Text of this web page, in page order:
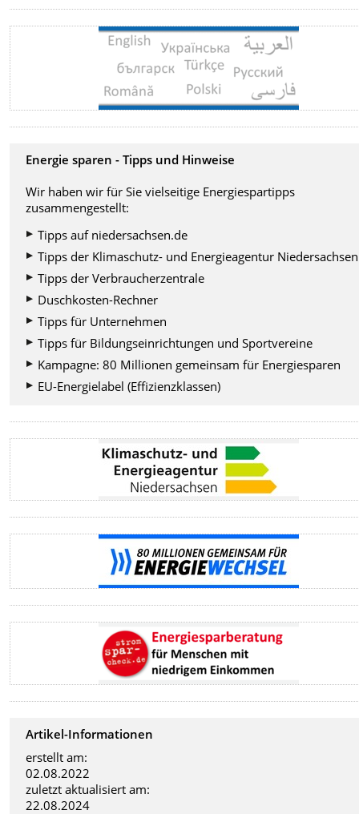
Energie sparen - Tipps und Hinweise
Wir haben wir für Sie vielseitige Energiespartipps
zusammengestellt:
Tipps auf niedersachsen.de
Tipps der Klimaschutz- und Energieagentur Niedersachsen
Tipps der Verbraucherzentrale
Duschkosten-Rechner
Tipps für Unternehmen
Tipps für Bildungseinrichtungen und Sportvereine
Kampagne: 80 Millionen gemeinsam für Energiesparen
EU-Energielabel (Effizienzklassen)
Artikel-Informationen
erstellt am:
02.08.2022
zuletzt aktualisiert am:
22.08.2024